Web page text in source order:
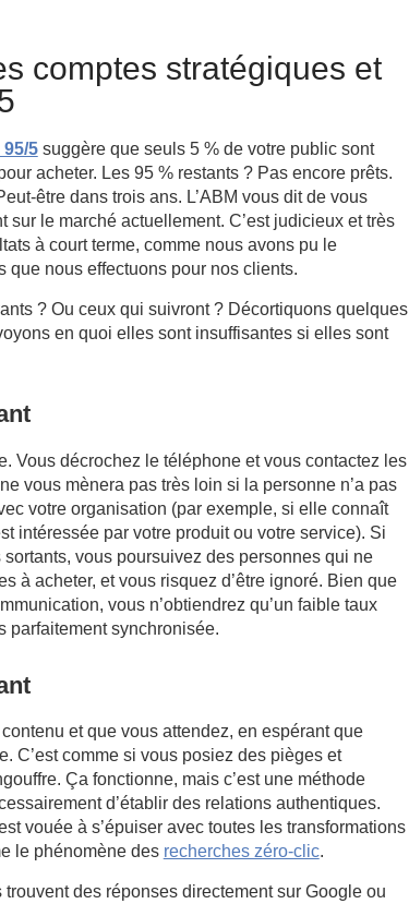
comptes stratégiques et
5 suggère que seuls 5 % de votre public sont
acheter. Les 95 % restants ? Pas encore prêts.
être dans trois ans. L’ABM vous dit de vous
sur le marché actuellement. C’est judicieux et très
à court terme, comme nous avons pu le
que nous effectuons pour nos clients.
? Ou ceux qui suivront ? Décortiquons quelques
en quoi elles sont insuffisantes si elles sont
Vous décrochez le téléphone et vous contactez les
vous mènera pas très loin si la personne n’a pas
votre organisation (par exemple, si elle connaît
intéressée par votre produit ou votre service). Si
vous poursuivez des personnes qui ne
à acheter, et vous risquez d’être ignoré. Bien que
vous n’obtiendrez qu’un faible taux
parfaitement synchronisée.
et que vous attendez, en espérant que
C’est comme si vous posiez des pièges et
Ça fonctionne, mais c’est une méthode
d’établir des relations authentiques.
vouée à s’épuiser avec toutes les transformations
le phénomène des recherches zéro-clic.
des réponses directement sur Google ou